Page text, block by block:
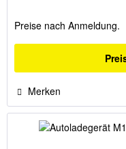
Preise nach Anmeldung.
Merken